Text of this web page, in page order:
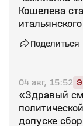
Кошелева
Поделиться
04 авг, 15:52
«Здравый
допуске